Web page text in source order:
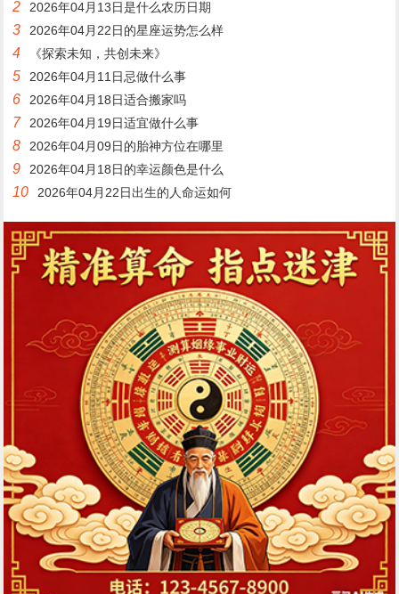
2 2026年04月13日是什么农历日期
3 2026年04月22日的星座运势怎么样
4 《探索未知，共创未来》
5 2026年04月11日忌做什么事
6 2026年04月18日适合搬家吗
7 2026年04月19日适宜做什么事
8 2026年04月09日的胎神方位在哪里
9 2026年04月18日的幸运颜色是什么
10 2026年04月22日出生的人命运如何